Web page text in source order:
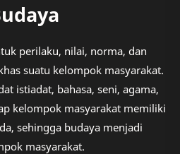
perilaku, nilai, norma, dan
suatu kelompok masyarakat.
istiadat, bahasa, seni, agama,
kelompok masyarakat memiliki
sehingga budaya menjadi
masyarakat.